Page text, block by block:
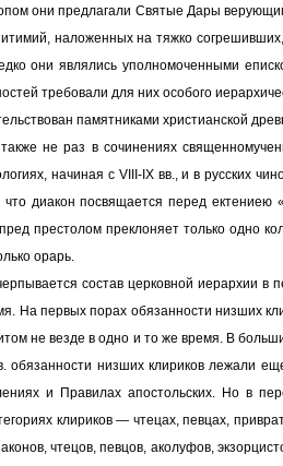
они предлагали Святые Дары
наложенных на тяжко
они являлись уполномоченными
требовали для них особого
памятниками христианской
не раз в сочинениях
начиная с VIII-IX вв., и в русских
что диакон посвящается перед
престолом преклоняет только одно
орарь.
состав церковной иерархии
На первых порах обязанности низших
не везде в одно и то же время. В
обязанности низших клириков лежали
и Правилах апостольских. Но в
клириков — чтецах, певцах,
чтецов, певцов, аколуфов,